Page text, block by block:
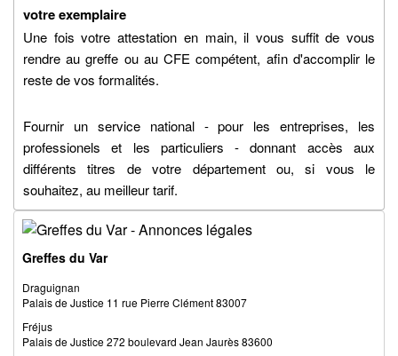
votre exemplaire
Une fois votre attestation en main, il vous suffit de vous
rendre au greffe ou au CFE compétent, afin d'accomplir le
reste de vos formalités.
Fournir un service national - pour les entreprises, les
professionels et les particuliers - donnant accès aux
différents titres de votre département ou, si vous le
souhaitez, au meilleur tarif.
Greffes du Var
Draguignan
Palais de Justice 11 rue Pierre Clément 83007
Fréjus
Palais de Justice 272 boulevard Jean Jaurès 83600